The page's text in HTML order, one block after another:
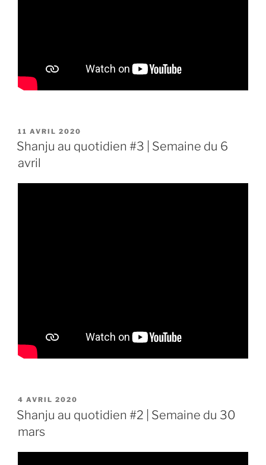
PUBLIÉ
LE
11 AVRIL 2020
Shanju au quotidien #3 | Semaine du 6
avril
PUBLIÉ
LE
4 AVRIL 2020
Shanju au quotidien #2 | Semaine du 30
mars